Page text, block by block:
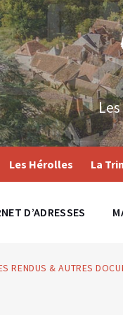
Les Hérolles La
D’ADRESSES
RENDUS & AUTRES